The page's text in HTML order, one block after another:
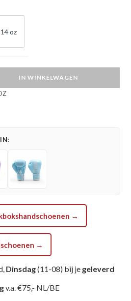
14 oz
14 OZ
IN WINKELWAGEN
→
→
Dinsdag(11-08) bij je geleverd
v.a. €75,- NL/BE